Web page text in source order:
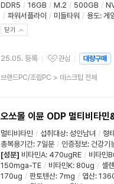
DDR5 / 16GB / M.2 / 500GB /
/ 파워서플라이 / 미들타워 / 용도: 게
닫기
25.05. 등록
관심상품
관심 대량구매
상
브랜드PC/조립PC > 데스크탑 전체
오쏘몰 이뮨 ODP 멀티비타
멀티비타민 / 섭취대상: 성인남녀 / 형태
총복용기간: 7일분 / 인증정보: 건강기
[성분] 비타민A: 470ugRE / 비타민
150mga-TE / 비타민K: 80ug / 셀렌
170ug / 판토텐산: 7mg / 엽산: